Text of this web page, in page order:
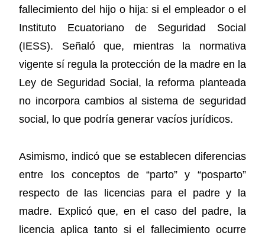
fallecimiento del hijo o hija: si el empleador o el
Instituto Ecuatoriano de Seguridad Social
(IESS). Señaló que, mientras la normativa
vigente sí regula la protección de la madre en la
Ley de Seguridad Social, la reforma planteada
no incorpora cambios al sistema de seguridad
social, lo que podría generar vacíos jurídicos.
Asimismo, indicó que se establecen diferencias
entre los conceptos de “parto” y “posparto”
respecto de las licencias para el padre y la
madre. Explicó que, en el caso del padre, la
licencia aplica tanto si el fallecimiento ocurre